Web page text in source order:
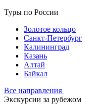
Туры по России
Золотое кольцо
Санкт-Петербург
Калининград
Казань
Алтай
Байкал
Все направления
Экскурсии за рубежом